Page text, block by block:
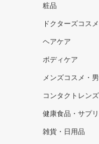
粧品
ドクターズコスメ
ヘアケア
ボディケア
メンズコスメ・
コンタクトレンズ
健康食品・サプ
雑貨・日用品